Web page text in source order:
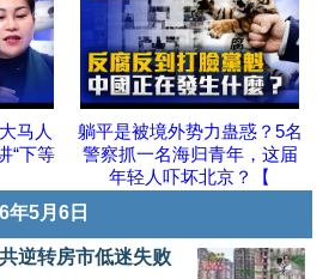
马人
“下等
躺平是被境外势力蛊惑？5名
警察抓一名海归青年，这届
年轻人吓坏北京？【
年5月6日
逆转房市低迷失败